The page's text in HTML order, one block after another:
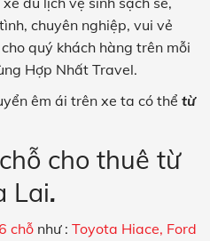
chuyên nghiệp, vui vẻ
quý khách hàng trên mỗi
Hợp Nhất Travel.
êm ái trên xe ta có thể từ
cho thuê từ
Lai.
chỗ như : Toyota Hiace, Ford